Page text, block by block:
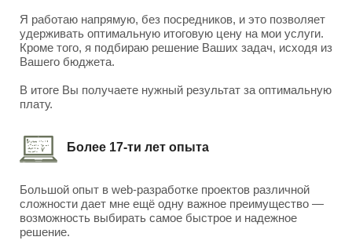
Я работаю напрямую, без посредников, и это позволяет
удерживать оптимальную итоговую цену на мои услуги.
Кроме того, я подбираю решение Ваших задач, исходя из
Вашего бюджета.
В итоге Вы получаете нужный результат за оптимальную
плату.
Более 17-ти лет опыта
Большой опыт в web-разработке проектов различной
сложности дает мне ещё одну важное преимущество —
возможность выбирать самое быстрое и надежное
решение.